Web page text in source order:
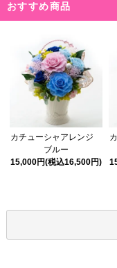
おすすめ商品
カチューシャアレンジ
ブルー
15,000円(税込16,500円)